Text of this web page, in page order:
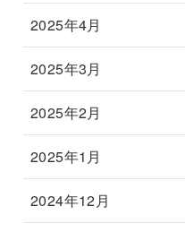
2025年4月
2025年3月
2025年2月
2025年1月
2024年12月